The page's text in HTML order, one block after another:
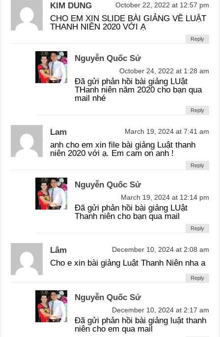
KIM DUNG October 22, 2022 at 12:57 pm
CHO EM XIN SLIDE BÀI GIẢNG VỀ LUẬT
THANH NIÊN 2020 VỚI Ạ
Reply
Nguyễn Quốc Sử
October 24, 2022 at 1:28 am
Đã gửi phản hồi bài giảng LUật
THanh niên năm 2020 cho bạn qua
mail nhé
Reply
Lam March 19, 2024 at 7:41 am
anh cho em xin file bài giảng Luật thanh
niên 2020 với ạ. Em cam on anh !
Reply
Nguyễn Quốc Sử
March 19, 2024 at 12:14 pm
Đã gửi phản hồi bài giảng LUật
Thanh niên cho bạn qua mail
Reply
Lâm December 10, 2024 at 2:08 am
Cho e xin bài giảng Luật Thanh Niên nha a
Reply
Nguyễn Quốc Sử
December 10, 2024 at 2:17 am
Đã gửi phản hồi bài giảng luật thanh
niên cho em qua mail